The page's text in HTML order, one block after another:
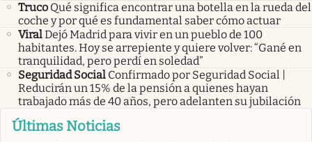
Truco Qué significa encontrar una botella en la rueda del
coche y por qué es fundamental saber cómo actuar
ViralDejó Madrid para vivir en un pueblo de 100
habitantes. Hoy se arrepiente y quiere volver: “Gané en
tranquilidad, pero perdí en soledad”
Seguridad Social Confirmado por Seguridad Social |
Reducirán un 15% de la pensión a quienes hayan
trabajado más de 40 años, pero adelanten su jubilación
Últimas Noticias